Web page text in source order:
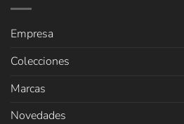
Empresa
Colecciones
Marcas
Novedades